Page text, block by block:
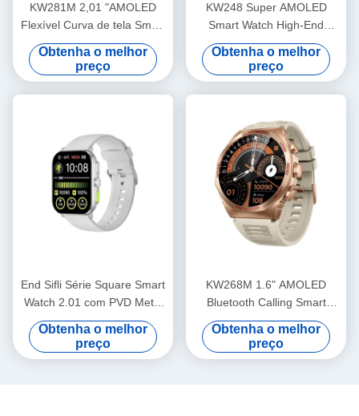
KW281M 2,01 "AMOLED
Flexível Curva de tela Smart
Watch PVD Metal Frame
Obtenha o melhor
preço
KW248 Super AMOLED
Smart Watch High-End
Multifuncional BT Modelo de
chamada
Obtenha o melhor
preço
End Sifli Série Square Smart
Watch 2.01 com PVD Metal
Frame e Bateria de 300mAh
Obtenha o melhor
preço
KW268M 1.6" AMOLED
Bluetooth Calling Smart
Watch com Display Large
Round
Obtenha o melhor
preço